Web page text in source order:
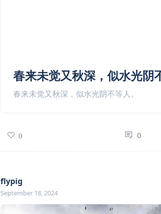
春来未觉又秋深，似水光阴
春来未觉又秋深，似水光阴不等人。
0 0
flypig
September 18, 2024